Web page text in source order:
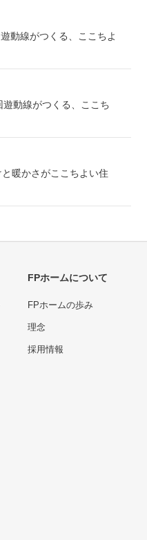
動線がつくる、ここちよ
遊動線がつくる、ここち
暖かさがここちよい住
FPホームについて
FPホームの歩み
理念
採用情報